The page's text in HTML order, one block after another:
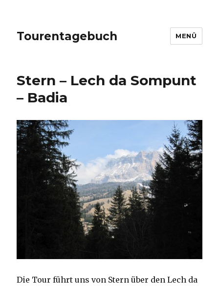
Tourentagebuch MENÜ
Stern – Lech da Sompunt
– Badia
Die Tour führt uns von Stern über den Lech da